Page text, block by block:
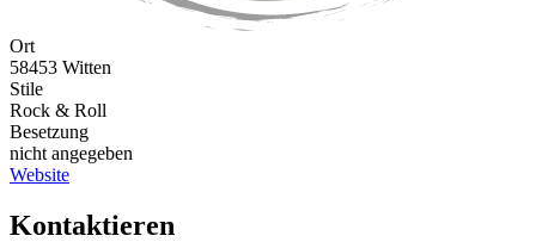
Ort
58453 Witten
Stile
Rock & Roll
Besetzung
nicht angegeben
Website
Kontaktieren